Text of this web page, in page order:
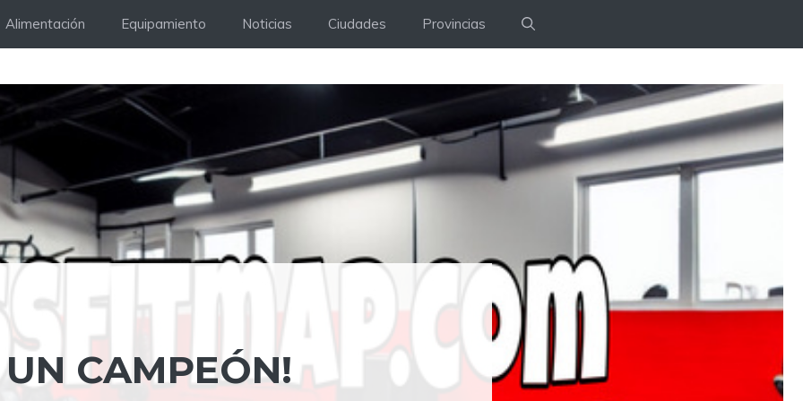
Alimentación Equipamiento Noticias Ciudades Provincias
CAMPEÓN!